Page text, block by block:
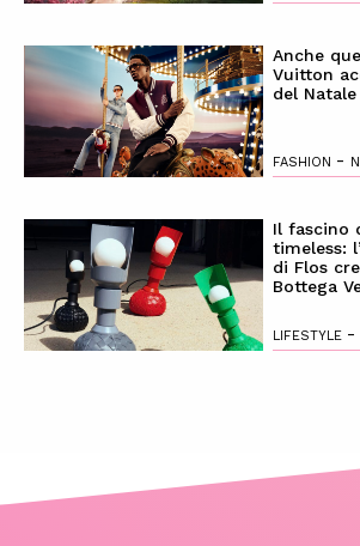
Anche
Vuitton
del Natale
FASHION -
Il fascino
timeless:
di Flos
Bottega
LIFESTYLE -